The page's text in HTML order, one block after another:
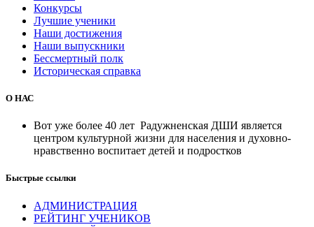
Конкурсы
Лучшие ученики
Наши достижения
Наши выпускники
Бессмертный полк
Историческая справка
О НАС
Вот уже более 40 лет Радужненская ДШИ является
центром культурной жизни для населения и духовно-
нравственно воспитает детей и подростков
Быстрые ссылки
АДМИНИСТРАЦИЯ
РЕЙТИНГ УЧЕНИКОВ